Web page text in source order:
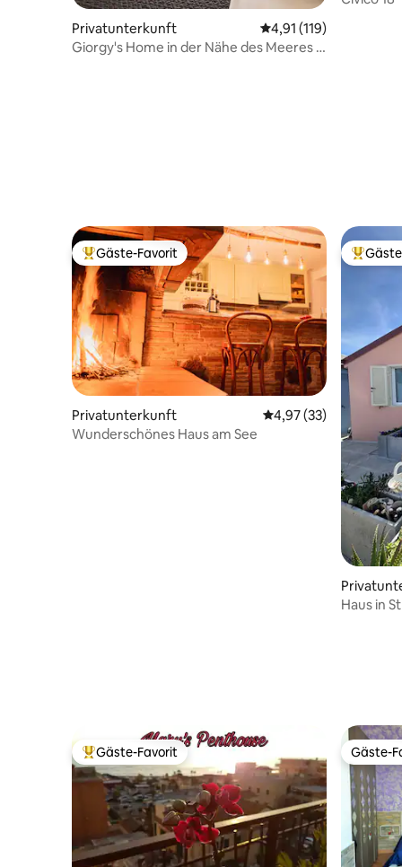
Privatunterkunft Durchschnittliche
4,91 (119)
Giorgy's Home in der Nähe des Meeres &
Beliebter Gäste-Favorit.
Gäste-Favorit
Privatunterkunft Durchschnittliche
4,97 (33)
Wunderschönes Haus am See
Haus in
Beliebter Gäste-Favorit.
Gäste-Favorit Gäste-
Gäste-